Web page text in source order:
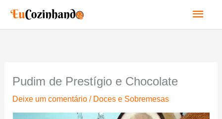
para
o
Pudim de Prestígio e Chocolate
Deixe um comentário / Doces e Sobremesas